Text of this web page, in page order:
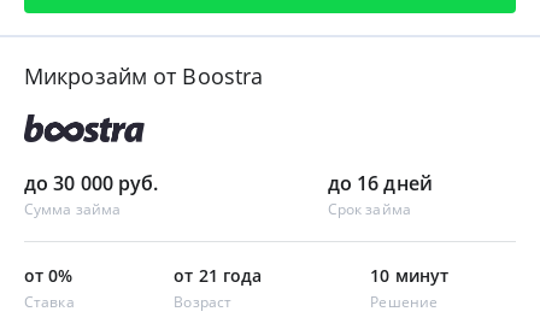
Микрозайм от Boostra
до 30 000 руб.
Сумма займа
до 16 дней
Срок займа
от 0%
Ставка
от 21 года
Возраст
10 минут
Решение